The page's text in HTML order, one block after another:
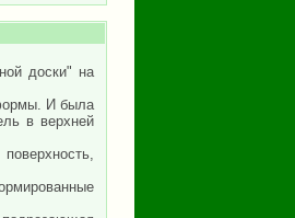
доски" на
И была
в верхней